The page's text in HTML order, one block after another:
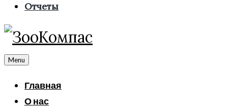
Отчеты
Menu
Главная
О нас